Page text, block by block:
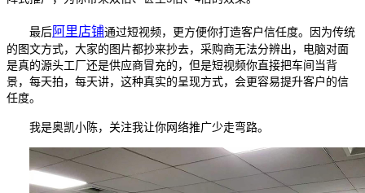
最后 阿里店铺通过短视频，更方便你打造客户信任度。因为传统
的图文方式，大家的图片都抄来抄去，采购商无法分辨出，电脑对面
是真的源头工厂还是供应商冒充的，但是短视频你直接把车间当背
景，每天拍，每天讲，这种真实的呈现方式，会更容易提升客户的信
任度。
我是奥凯小陈，关注我让你网络推广少走弯路。